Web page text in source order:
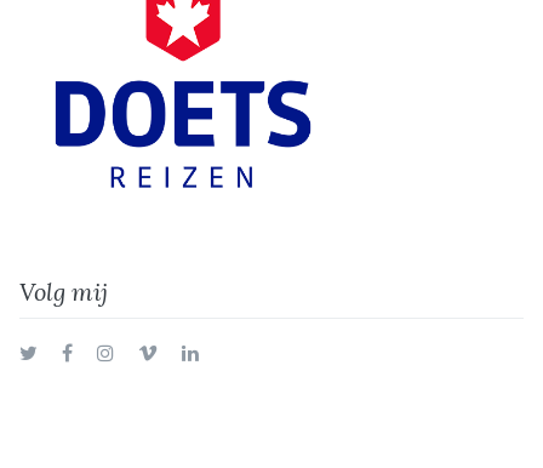
Volg mij
TwitterFacebookInstagram
VimeoLinkedIn